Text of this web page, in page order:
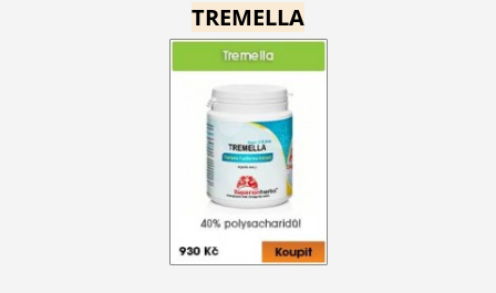
TREMELLA